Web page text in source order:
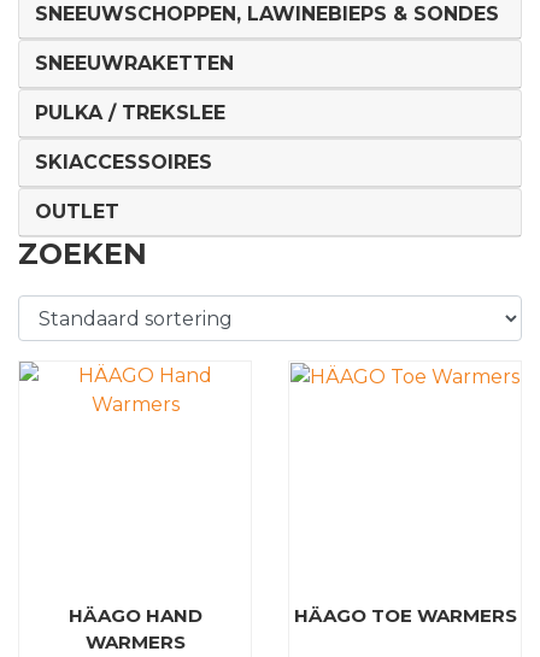
SNEEUWSCHOPPEN, LAWINEBIEPS & SONDES
SNEEUWRAKETTEN
PULKA / TREKSLEE
SKIACCESSOIRES
OUTLET
ZOEKEN
HÄAGO HAND
WARMERS
HÄAGO TOE WARMERS